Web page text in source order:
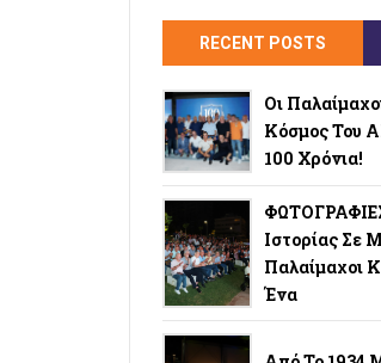
RECENT POSTS
Οι
Κόσμος Του
100 Χρόνια!
Ιστορίας Σε
Παλαίμαχοι
Ένα